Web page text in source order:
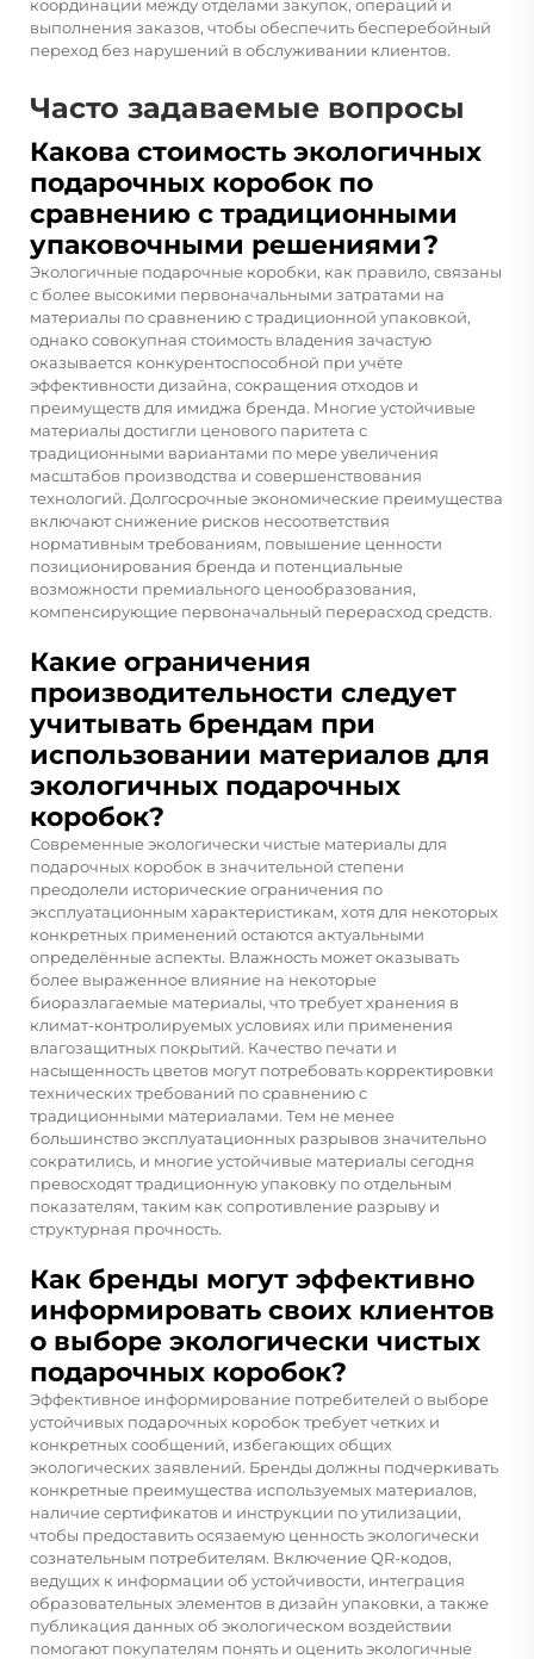
координации между отделами закупок, операций и
выполнения заказов, чтобы обеспечить бесперебойный
переход без нарушений в обслуживании клиентов.
Часто задаваемые вопросы
Какова стоимость экологичных
подарочных коробок по
сравнению с традиционными
упаковочными решениями?
Экологичные подарочные коробки, как правило, связаны
с более высокими первоначальными затратами на
материалы по сравнению с традиционной упаковкой,
однако совокупная стоимость владения зачастую
оказывается конкурентоспособной при учёте
эффективности дизайна, сокращения отходов и
преимуществ для имиджа бренда. Многие устойчивые
материалы достигли ценового паритета с
традиционными вариантами по мере увеличения
масштабов производства и совершенствования
технологий. Долгосрочные экономические преимущества
включают снижение рисков несоответствия
нормативным требованиям, повышение ценности
позиционирования бренда и потенциальные
возможности премиального ценообразования,
компенсирующие первоначальный перерасход средств.
Какие ограничения
производительности следует
учитывать брендам при
использовании материалов для
экологичных подарочных
коробок?
Современные экологически чистые материалы для
подарочных коробок в значительной степени
преодолели исторические ограничения по
эксплуатационным характеристикам, хотя для некоторых
конкретных применений остаются актуальными
определённые аспекты. Влажность может оказывать
более выраженное влияние на некоторые
биоразлагаемые материалы, что требует хранения в
климат-контролируемых условиях или применения
влагозащитных покрытий. Качество печати и
насыщенность цветов могут потребовать корректировки
технических требований по сравнению с
традиционными материалами. Тем не менее
большинство эксплуатационных разрывов значительно
сократились, и многие устойчивые материалы сегодня
превосходят традиционную упаковку по отдельным
показателям, таким как сопротивление разрыву и
структурная прочность.
Как бренды могут эффективно
информировать своих клиентов
о выборе экологически чистых
подарочных коробок?
Эффективное информирование потребителей о выборе
устойчивых подарочных коробок требует четких и
конкретных сообщений, избегающих общих
экологических заявлений. Бренды должны подчеркивать
конкретные преимущества используемых материалов,
наличие сертификатов и инструкции по утилизации,
чтобы предоставить осязаемую ценность экологически
сознательным потребителям. Включение QR-кодов,
ведущих к информации об устойчивости, интеграция
образовательных элементов в дизайн упаковки, а также
публикация данных об экологическом воздействии
помогают покупателям понять и оценить экологичные